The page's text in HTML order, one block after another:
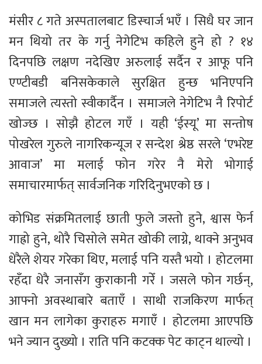
मंसीर ८ गते अस्पतालबाट डिस्चार्ज भएँ । सिधै घर जान
मन थियो तर के गर्नु नेगेटिभ कहिले हुने हो ? १४
दिनपछि लक्षण नदेखिए अरुलाई सर्दैन र आफू पनि
एण्टीबडी बनिसकेकाले सुरक्षित हुन्छ भनिएपनि
समाजले त्यस्तो स्वीकार्दैन । समाजले नेगेटिभ नै रिपोर्ट
खोज्छ । सोझै होटल गएँ । यही ‘ईस्यू’ मा सन्तोष
पोखरेल गुरुले नागरिकन्यूज र सन्देश श्रेष्ठ सरले ‘एभरेष्ट
आवाज’ मा मलाई फोन गरेर नै मेरो भोगाई
समाचारमार्फत् सार्वजनिक गरिदिनुभएको छ ।
कोभिड संक्रमितलाई छाती फुले जस्तो हुने, श्वास फेर्न
गाह्रो हुने, थोरै चिसोले समेत खोकी लाग्ने, थाक्ने अनुभव
धेरैले शेयर गरेका थिए, मलाई पनि यस्तै भयो । होटलमा
रहँदा धेरै जनासँग कुराकानी गरेँ । जसले फोन गर्छन्,
आफ्नो अवस्थाबारे बताएँ । साथी राजकिरण मार्फत्
खान मन लागेका कुराहरु मगाएँ । होटलमा आएपछि
भने ज्यान दुख्यो । राति पनि कटक्क पेट काट्न थाल्यो ।